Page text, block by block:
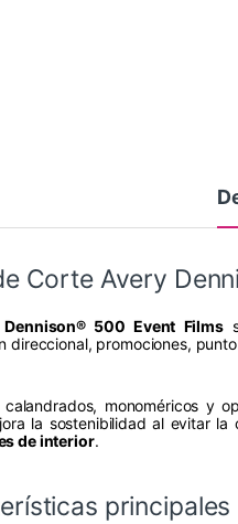
Corte Avery
Dennison® 500 Event Films
direccional, promociones,
calandrados, monoméricos y
la sostenibilidad al evitar
de interior.
principales